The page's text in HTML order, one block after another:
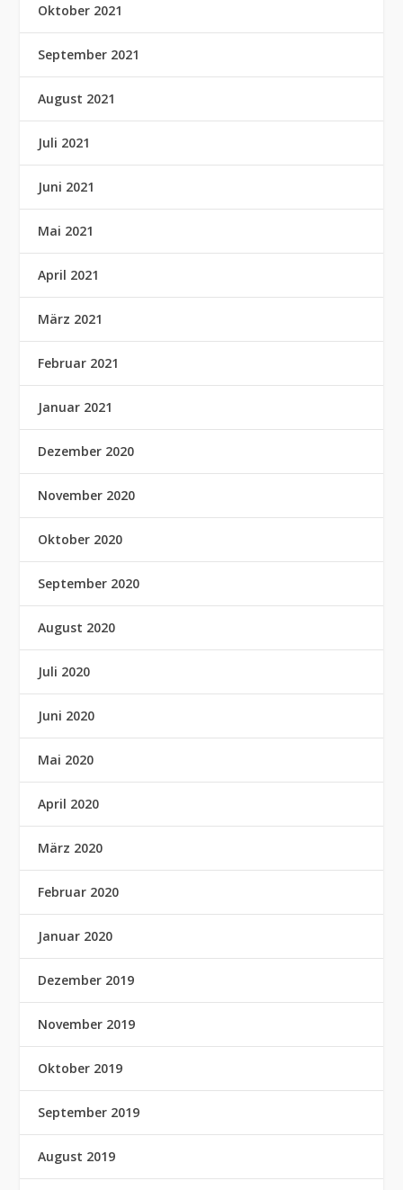
Oktober 2021
September 2021
August 2021
Juli 2021
Juni 2021
Mai 2021
April 2021
März 2021
Februar 2021
Januar 2021
Dezember 2020
November 2020
Oktober 2020
September 2020
August 2020
Juli 2020
Juni 2020
Mai 2020
April 2020
März 2020
Februar 2020
Januar 2020
Dezember 2019
November 2019
Oktober 2019
September 2019
August 2019